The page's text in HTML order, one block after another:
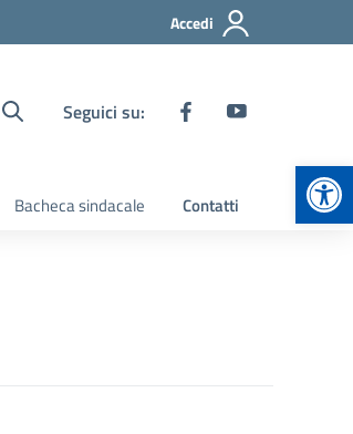
Accedi
Seguici su:
Bacheca sindacale Contatti